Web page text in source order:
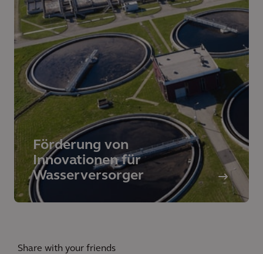
Förderung von
Innovationen für
Wasserversorger
Share with your friends